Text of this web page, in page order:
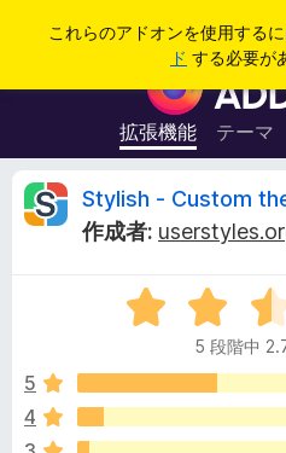
これらのアドオンを使用するに
ド する必要が
F
i
r
e
f
x
ウ
ザ
拡張機能 テーマ
S
l
Stylish - Custom
作成者:
5
段
中
.
5 段階中
5
4